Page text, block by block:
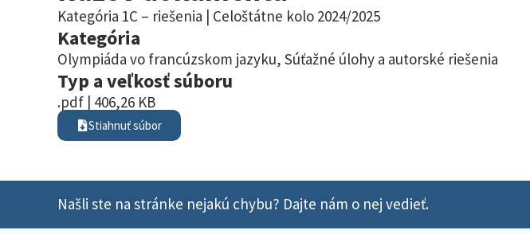
Kategória 1C – riešenia | Celoštátne kolo 2024/2025
Kategória
Olympiáda vo francúzskom jazyku, Súťažné úlohy a autorské riešenia
Typ a veľkosť súboru
.pdf | 406,26 KB
Stiahnuť súbor
Našli ste na stránke nejakú chybu? Dajte nám o nej vedieť.